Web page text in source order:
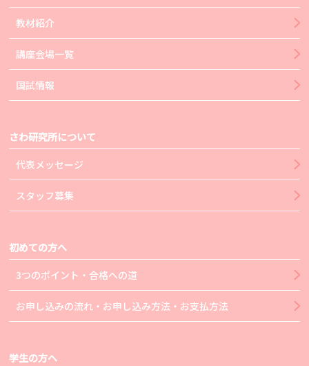
教材紹介
講座会場一覧
国試情報
さわ研究所について
代表メッセージ
スタッフ募集
初めての方へ
3つのポイント・合格への道
お申し込みの流れ・お申し込み方法・お支払方法
学生の方へ